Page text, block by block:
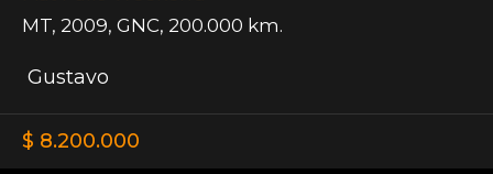
MT, 2009, GNC, 200.000 km.
Gustavo
$ 8.200.000